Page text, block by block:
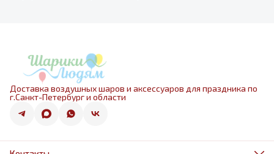
Доставка воздушных шаров и аксессуаров для праздника по
г.Санкт-Петербург и области